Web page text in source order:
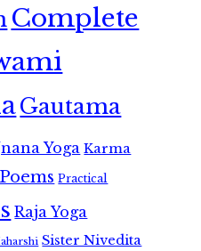
Complete
Gautama
Yoga Karma
Poems Practical
Raja Yoga
Sister Nivedita